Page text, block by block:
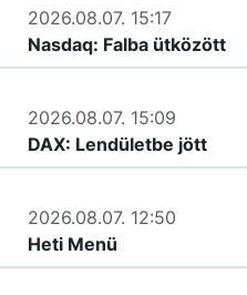
2026.08.07. 15:17
Nasdaq: Falba ütközött
2026.08.07. 15:09
DAX: Lendületbe jött
2026.08.07. 12:50
Heti Menü